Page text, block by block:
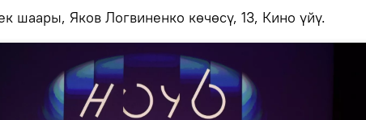
шаары, Яков Логвиненко көчөсү, 13, Кино үйү.